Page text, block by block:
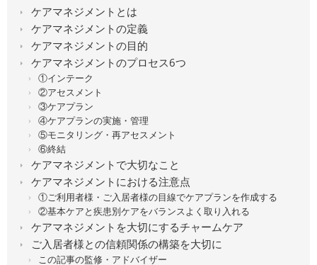
ケアマネジメントとは
ケアマネジメントの定義
ケアマネジメントの目的
ケアマネジメントのプロセス6つ
①インテーク
②アセスメント
③ケアプラン
④ケアプランの実施・管理
⑤モニタリング・再アセスメント
⑥終結
ケアマネジメントで大切なこと
ケアマネジメントにおける注意点
①ご利用者様・ご入居者様の目線でケアプランを作成する
②基本ケアと疾患別ケアをバランスよく取り入れる
ケアマネジメントを大切にするチャームケア
ご入居者様との信頼関係の構築を大切に
この記事の監修・アドバイザー